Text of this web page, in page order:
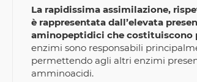
La rapidissima assimilazione,
è rappresentata dall’elevata
aminopeptidici che
enzimi sono responsabili
permettendo agli altri enzimi
amminoacidi.